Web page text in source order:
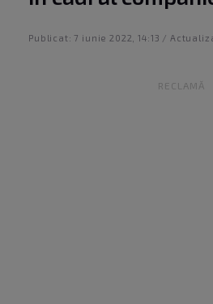
Publicat: 7 iunie 2022, 14:13 /
RECLAMĂ